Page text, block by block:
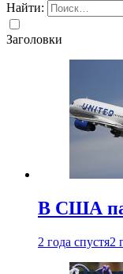
Найти:
Заголовки
В США
2 года спустя2